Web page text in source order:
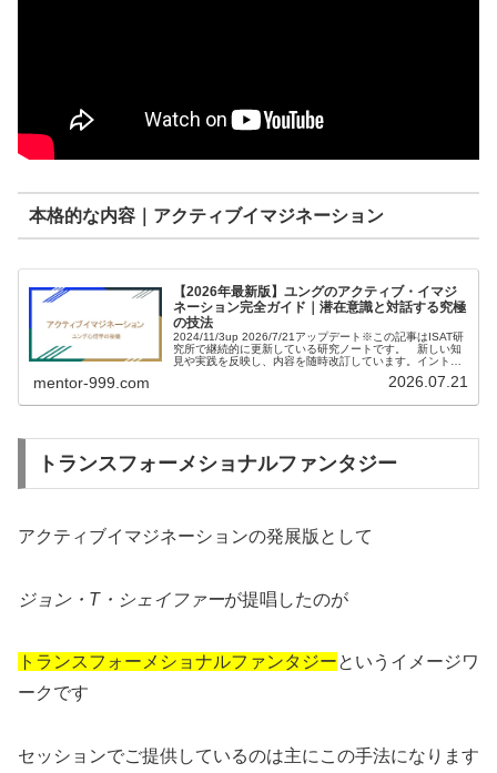
本格的な内容｜アクティブイマジネーション
【2026年最新版】ユングのアクティブ・イマジ
ネーション完全ガイド｜潜在意識と対話する究極
の技法
2024/11/3up 2026/7/21アップデート※この記事はISAT研
究所で継続的に更新している研究ノートです。 新しい知
見や実践を反映し、内容を随時改訂しています。イントロ
mentor-999.com 2026.07.21
トランスフォーメショナルファンタジー
アクティブイマジネーションの発展版として
ジョン・T・シェイファーが提唱したのが
トランスフォーメショナルファンタジーというイメージワ
ークです
セッションでご提供しているのは主にこの手法になります